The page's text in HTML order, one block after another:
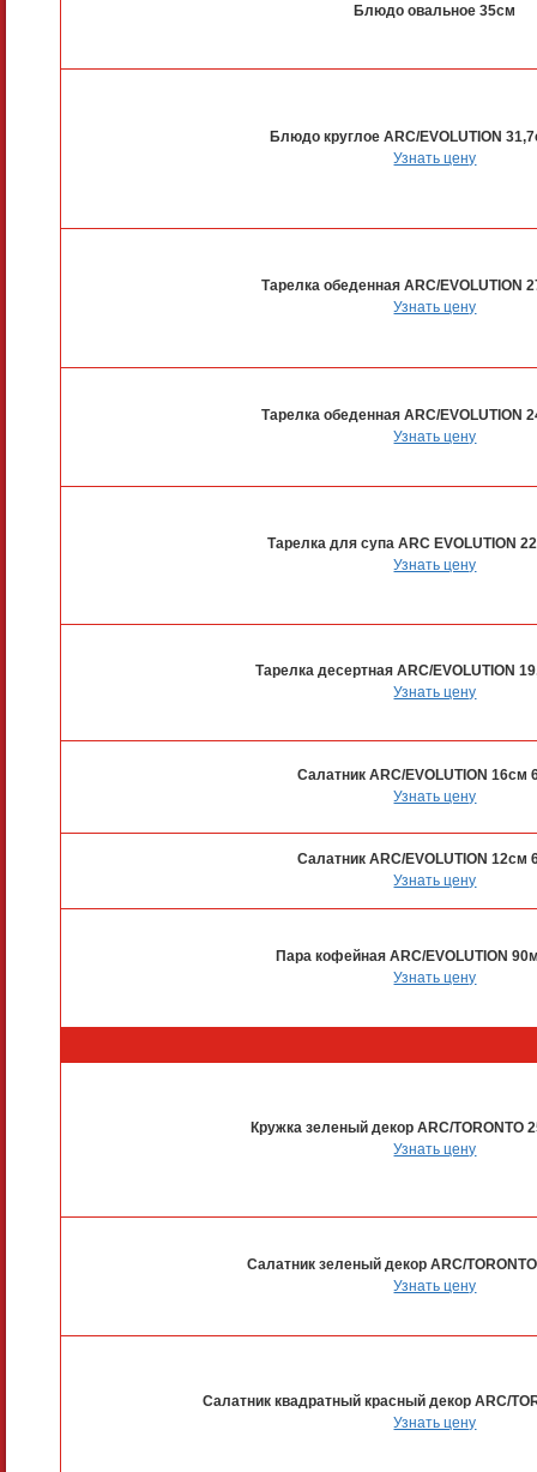
Блюдо овальное 35см
Блюдо круглое ARC/EVOLUTION
Узнать цену
Тарелка обеденная ARC/EVOLUTION
Узнать цену
Тарелка обеденная ARC/EVOLUTION
Узнать цену
Тарелка для супа ARC EVOLUTION
Узнать цену
Тарелка десертная ARC/EVOLUTION
Узнать цену
Салатник ARC/EVOLUTION 16см
Узнать цену
Салатник ARC/EVOLUTION 12см
Узнать цену
Пара кофейная ARC/EVOLUTION
Узнать цену
Кружка зеленый декор ARC/TORONTO
Узнать цену
Салатник зеленый декор ARC/
Узнать цену
Салатник квадратный красный декор ARC/
Узнать цену